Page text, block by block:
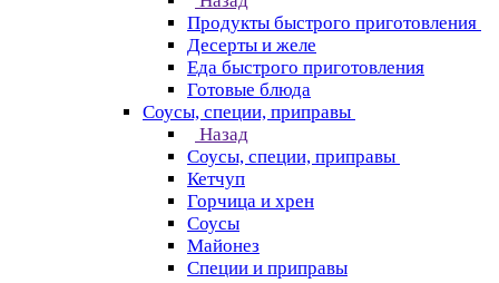
Продукты быстрого приготовления
Десерты и желе
Еда быстрого приготовления
Готовые блюда
Соусы, специи, приправы
Назад
Соусы, специи, приправы
Кетчуп
Горчица и хрен
Соусы
Майонез
Специи и приправы